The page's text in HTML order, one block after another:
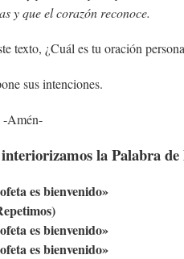
y que el corazón reconoce.
texto, ¿Cuál es tu oración
sus intenciones.
-Amén-
la Palabra de
es bienvenido»
es bienvenido»
es bienvenido»